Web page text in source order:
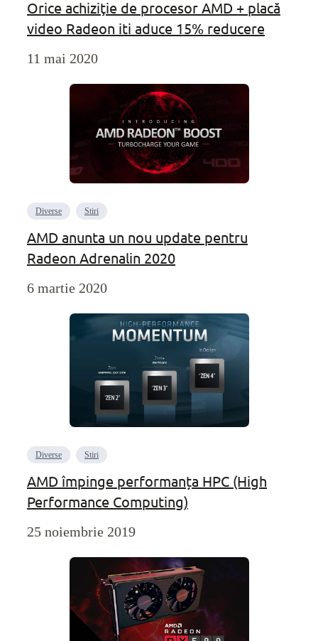
Orice achiziţie de procesor AMD + placă
video Radeon iti aduce 15% reducere
11 mai 2020
Diverse Stiri
AMD anunta un nou update pentru
Radeon Adrenalin 2020
6 martie 2020
Diverse Stiri
AMD împinge performanța HPC (High
Performance Computing)
25 noiembrie 2019